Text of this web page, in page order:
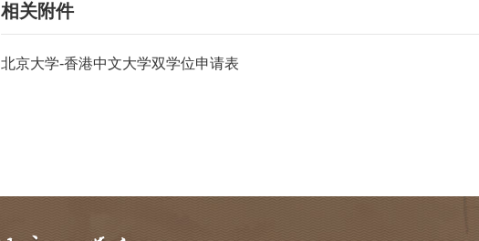
相关附件
北京大学-香港中文大学双学位申请表